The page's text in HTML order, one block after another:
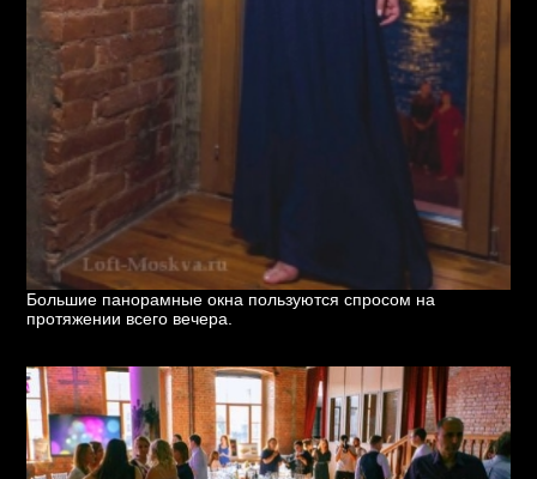
Большие панорамные окна пользуются спросом на
протяжении всего вечера.